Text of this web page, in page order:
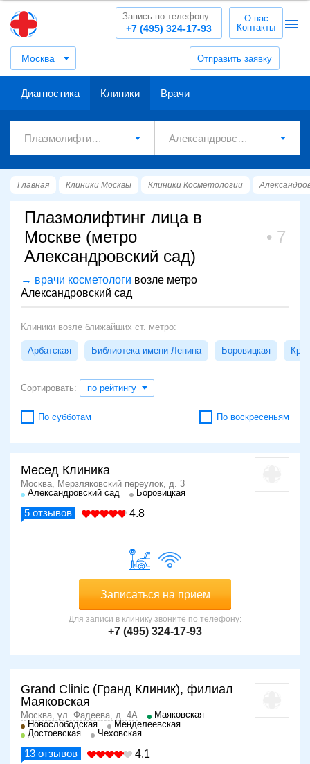
Москва Отправить заявку
+7 (495) 324-17-93
Запись по телефону:
О нас
Контакты
Диагностика Клиники Врачи
Главная Клиники Москвы Клиники Косметологии
Плазмолифтинг лица в
Москве (метро
Александровский сад)
7
→ врачи косметологи возле метро
Александровский сад
Клиники возле ближайших ст. метро:
Арбатская Библиотека имени Ленина Боровицкая
Сортировать: по рейтингу
По субботам По воскресеньям
Месед Клиника
Москва, Мерзляковский переулок, д. 3
Александровский сад
Боровицкая
5 отзывов 4.8
Записаться на прием
Для записи в клинику звоните по телефону:
+7 (495) 324-17-93
Grand Clinic (Гранд Клиник), филиал
Маяковская
Москва, ул. Фадеева, д. 4А
Маяковская
Новослободская
Менделеевская
Достоевская
Чеховская
13 отзывов 4.1